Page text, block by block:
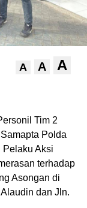
A A A
Tim 2
Polda
Aksi
terhadap
Asongan di
dan Jln.